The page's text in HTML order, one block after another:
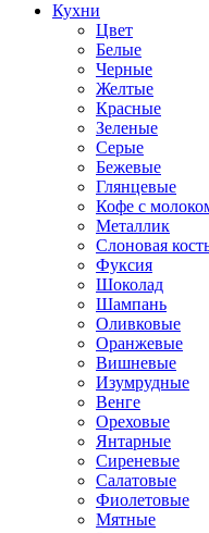
Кухни
Цвет
Белые
Черные
Желтые
Красные
Зеленые
Серые
Бежевые
Глянцевые
Кофе с
Металлик
Слоновая
Фуксия
Шоколад
Шампань
Оливковые
Оранжевые
Вишневые
Изумрудные
Венге
Ореховые
Янтарные
Сиреневые
Салатовые
Фиолетовые
Мятные